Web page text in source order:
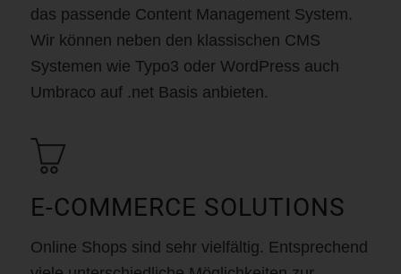
das passende Content Management System.
Wir können neben den klassischen CMS
Systemen wie Typo3 oder WordPress auch
Umbraco auf .net Basis anbieten.
E-COMMERCE SOLUTIONS
Online Shops sind sehr vielfältig. Entsprechend